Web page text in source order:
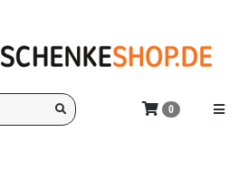
Menü
0